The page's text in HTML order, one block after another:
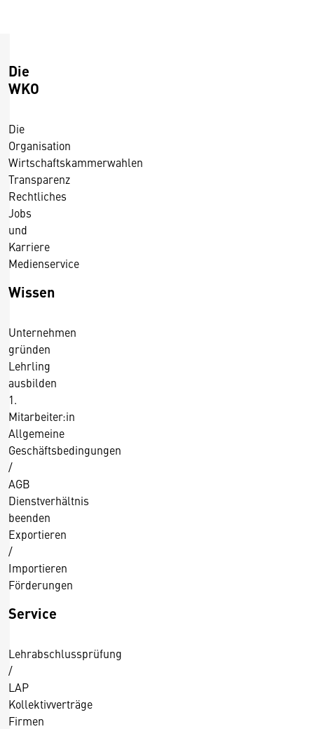
Die
WKO
Die
Organisation
Wirtschaftskammerwahlen
Transparenz
Rechtliches
Jobs
und
Karriere
Medienservice
Wissen
Unternehmen
gründen
Lehrling
ausbilden
1.
Mitarbeiter:in
Allgemeine
Geschäftsbedingungen
/
AGB
Dienstverhältnis
beenden
Exportieren
/
Importieren
Förderungen
Service
Lehrabschlussprüfung
/
LAP
Kollektivverträge
Firmen